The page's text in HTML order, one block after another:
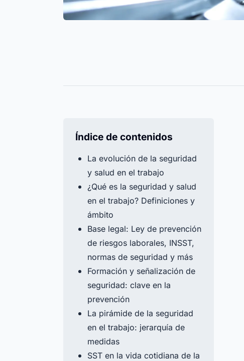
siempre bajo control. Todos los
todos los
Centro de ayuda
Encuentra todas las respuestas a tus preguntas
Índice de contenidos
La evolución de la seguridad
y salud en el trabajo
¿Qué es la seguridad y salud
en el trabajo? Definiciones y
ámbito
Base legal: Ley de prevención
de riesgos laborales, INSST,
normas de seguridad y más
Formación y señalización de
seguridad: clave en la
prevención
La pirámide de la seguridad
en el trabajo: jerarquía de
medidas
SST en la vida cotidiana de la